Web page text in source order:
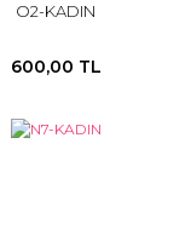
O2-KADIN
600,00 TL